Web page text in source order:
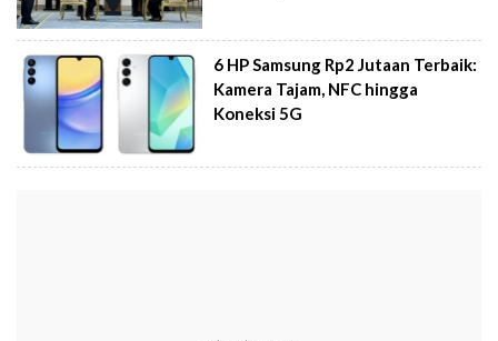
6 HP Samsung Rp2 Jutaan Terbaik:
Kamera Tajam, NFC hingga
Koneksi 5G